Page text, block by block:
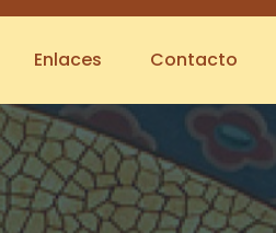
Enlaces Contacto